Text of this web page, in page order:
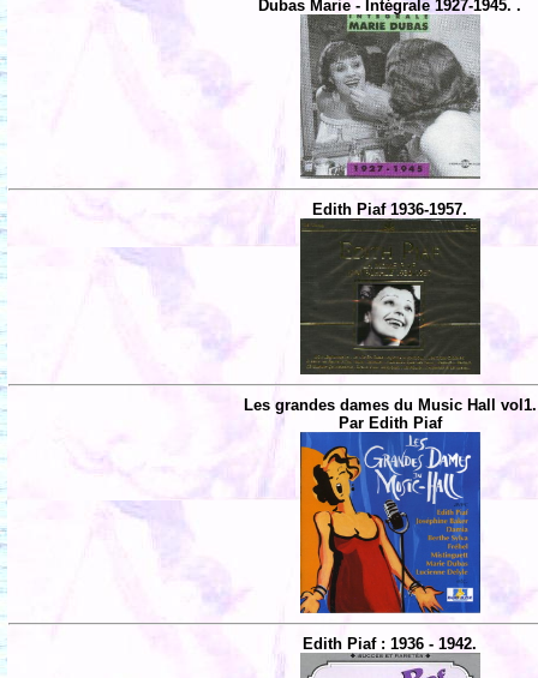
Dubas Marie - Intégrale 1927-1945. .
Edith Piaf 1936-1957.
Les grandes dames du Music Hall vol1.
Par Edith Piaf
Edith Piaf : 1936 - 1942.